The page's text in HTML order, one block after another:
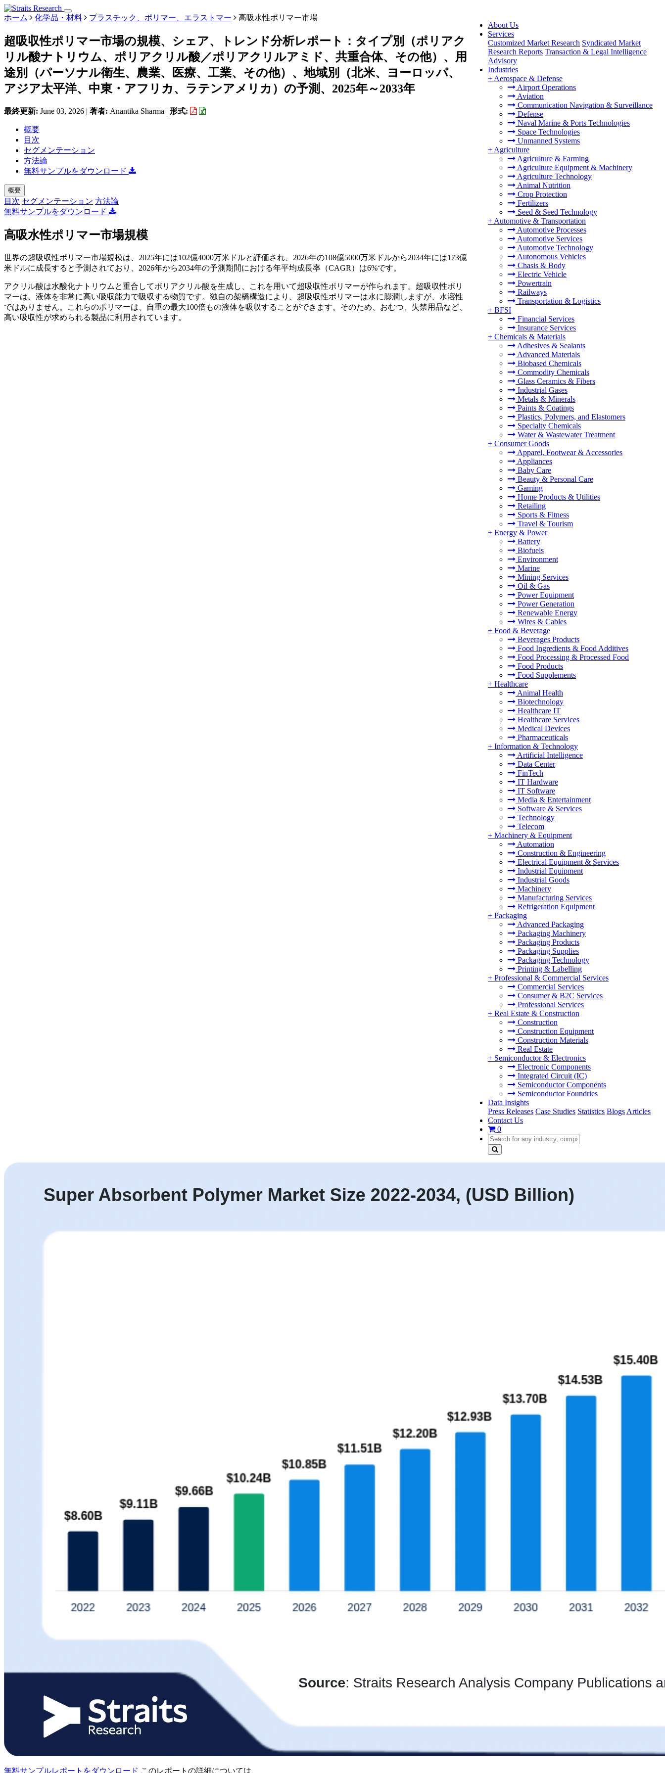
About Us
Services
Customized Market Research Syndicated Market
Research Reports Transaction & Legal Intelligence
Advisory
Industries
+ Aerospace & Defense
Airport Operations
Aviation
Communication Navigation & Surveillance
Defense
Naval Marine & Ports Technologies
Space Technologies
Unmanned Systems
+ Agriculture
Agriculture & Farming
Agriculture Equipment & Machinery
Agriculture Technology
Animal Nutrition
Crop Protection
Fertilizers
Seed & Seed Technology
+ Automotive & Transportation
Automotive Processes
Automotive Services
Automotive Technology
Autonomous Vehicles
Chasis & Body
Electric Vehicle
Powertrain
Railways
Transportation & Logistics
+ BFSI
Financial Services
Insurance Services
+ Chemicals & Materials
Adhesives & Sealants
Advanced Materials
Biobased Chemicals
Commodity Chemicals
Glass Ceramics & Fibers
Industrial Gases
Metals & Minerals
Paints & Coatings
Plastics, Polymers, and Elastomers
Specialty Chemicals
Water & Wastewater Treatment
+ Consumer Goods
Apparel, Footwear & Accessories
Appliances
Baby Care
Beauty & Personal Care
Gaming
Home Products & Utilities
Retailing
Sports & Fitness
Travel & Tourism
+ Energy & Power
Battery
Biofuels
Environment
Marine
Mining Services
Oil & Gas
Power Equipment
Power Generation
Renewable Energy
Wires & Cables
+ Food & Beverage
Beverages Products
Food Ingredients & Food Additives
Food Processing & Processed Food
Food Products
Food Supplements
+ Healthcare
Animal Health
Biotechnology
Healthcare IT
Healthcare Services
Medical Devices
Pharmaceuticals
+ Information & Technology
Artificial Intelligence
Data Center
FinTech
IT Hardware
IT Software
Media & Entertainment
Software & Services
Technology
Telecom
+ Machinery & Equipment
Automation
Construction & Engineering
Electrical Equipment & Services
Industrial Equipment
Industrial Goods
Machinery
Manufacturing Services
Refrigeration Equipment
+ Packaging
Advanced Packaging
Packaging Machinery
Packaging Products
Packaging Supplies
Packaging Technology
Printing & Labelling
+ Professional & Commercial Services
Commercial Services
Consumer & B2C Services
Professional Services
+ Real Estate & Construction
Construction
Construction Equipment
Construction Materials
Real Estate
+ Semiconductor & Electronics
Electronic Components
Integrated Circuit (IC)
Semiconductor Components
Semiconductor Foundries
Data Insights
Press Releases Case Studies Statistics Blogs Articles
Contact Us
0
ホーム 化学品・材料 プラスチック、ポリマー、エラストマー 高吸水性ポリマー市場
超吸収性ポリマー市場の規模、シェア、トレンド分析レポート：タイプ別（ポリアク
リル酸ナトリウム、ポリアクリル酸／ポリアクリルアミド、共重合体、その他）、用
途別（パーソナル衛生、農業、医療、工業、その他）、地域別（北米、ヨーロッパ、
アジア太平洋、中東・アフリカ、ラテンアメリカ）の予測、2025年～2033年
最終更新: June 03, 2026 | 著者: Anantika Sharma | 形式:
概要
目次
セグメンテーション
方法論
無料サンプルをダウンロード
概要
目次 セグメンテーション 方法論
無料サンプルをダウンロード
高吸水性ポリマー市場規模
世界の超吸収性ポリマー市場規模は、2025年には102億4000万米ドルと評価され、2026年の108億5000万米ドルから2034年には173億
米ドルに成長すると予測されており、2026年から2034年の予測期間における年平均成長率（CAGR）は6%です。
アクリル酸は水酸化ナトリウムと重合してポリアクリル酸を生成し、これを用いて超吸収性ポリマーが作られます。超吸収性ポリ
マーは、液体を非常に高い吸収能力で吸収する物質です。独自の架橋構造により、超吸収性ポリマーは水に膨潤しますが、水溶性
ではありません。これらのポリマーは、自重の最大100倍もの液体を吸収することができます。そのため、おむつ、失禁用品など、
高い吸収性が求められる製品に利用されています。
無料サンプルレポートをダウンロード このレポートの詳細については、